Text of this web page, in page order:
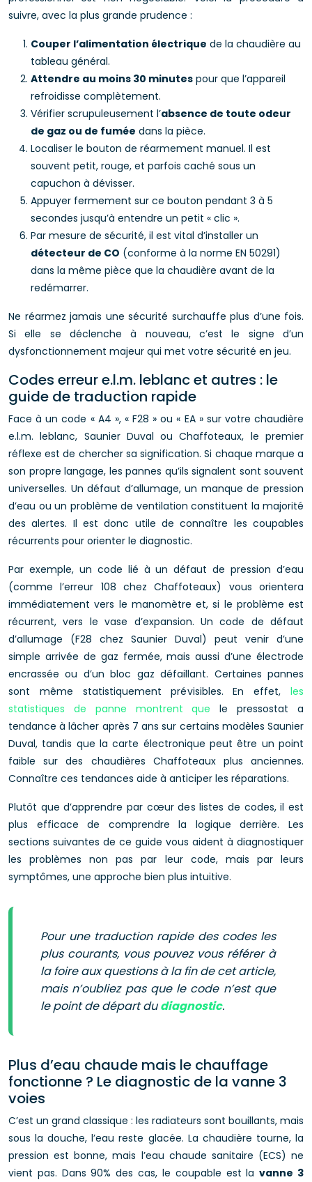
suivre, avec la plus grande prudence :
Couper l’alimentation électrique de la chaudière au
tableau général.
Attendre au moins 30 minutes pour que l’appareil
refroidisse complètement.
Vérifier scrupuleusement l’absence de toute odeur
de gaz ou de fumée dans la pièce.
Localiser le bouton de réarmement manuel. Il est
souvent petit, rouge, et parfois caché sous un
capuchon à dévisser.
Appuyer fermement sur ce bouton pendant 3 à 5
secondes jusqu’à entendre un petit « clic ».
Par mesure de sécurité, il est vital d’installer un
détecteur de CO (conforme à la norme EN 50291)
dans la même pièce que la chaudière avant de la
redémarrer.
Ne réarmez jamais une sécurité surchauffe plus d’une fois.
Si elle se déclenche à nouveau, c’est le signe d’un
dysfonctionnement majeur qui met votre sécurité en jeu.
Codes erreur e.l.m. leblanc et autres : le
guide de traduction rapide
Face à un code « A4 », « F28 » ou « EA » sur votre chaudière
e.l.m. leblanc, Saunier Duval ou Chaffoteaux, le premier
réflexe est de chercher sa signification. Si chaque marque a
son propre langage, les pannes qu’ils signalent sont souvent
universelles. Un défaut d’allumage, un manque de pression
d’eau ou un problème de ventilation constituent la majorité
des alertes. Il est donc utile de connaître les coupables
récurrents pour orienter le diagnostic.
Par exemple, un code lié à un défaut de pression d’eau
(comme l’erreur 108 chez Chaffoteaux) vous orientera
immédiatement vers le manomètre et, si le problème est
récurrent, vers le vase d’expansion. Un code de défaut
d’allumage (F28 chez Saunier Duval) peut venir d’une
simple arrivée de gaz fermée, mais aussi d’une électrode
encrassée ou d’un bloc gaz défaillant. Certaines pannes
sont même statistiquement prévisibles. En effet, les
statistiques de panne montrent que le pressostat a
tendance à lâcher après 7 ans sur certains modèles Saunier
Duval, tandis que la carte électronique peut être un point
faible sur des chaudières Chaffoteaux plus anciennes.
Connaître ces tendances aide à anticiper les réparations.
Plutôt que d’apprendre par cœur des listes de codes, il est
plus efficace de comprendre la logique derrière. Les
sections suivantes de ce guide vous aident à diagnostiquer
les problèmes non pas par leur code, mais par leurs
symptômes, une approche bien plus intuitive.
Pour une traduction rapide des codes les
plus courants, vous pouvez vous référer à
la foire aux questions à la fin de cet article,
mais n’oubliez pas que le code n’est que
le point de départ dudiagnostic.
Plus d’eau chaude mais le chauffage
fonctionne ? Le diagnostic de la vanne 3
voies
C’est un grand classique : les radiateurs sont bouillants, mais
sous la douche, l’eau reste glacée. La chaudière tourne, la
pression est bonne, mais l’eau chaude sanitaire (ECS) ne
vient pas. Dans 90% des cas, le coupable est lavanne 3